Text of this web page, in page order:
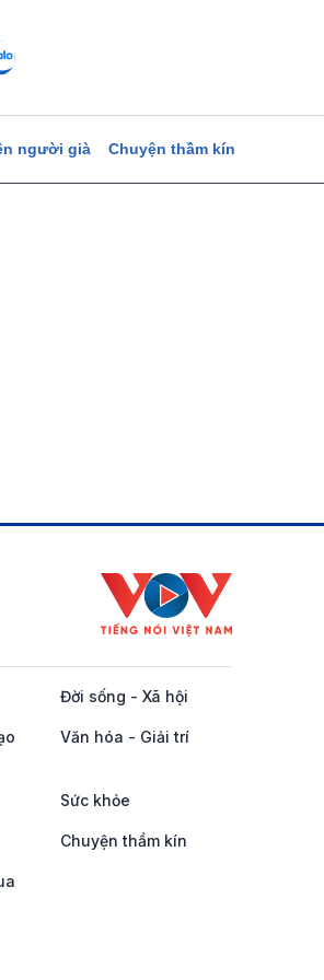
người già Chuyện thầm kín
Đời sống - Xã hội
Văn hóa - Giải trí
Sức khỏe
Chuyện thầm kín